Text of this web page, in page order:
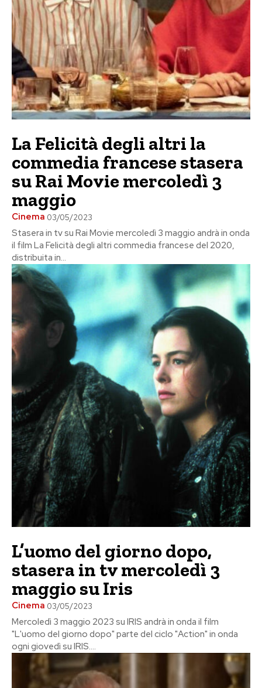
La Felicità degli altri la
commedia francese stasera
su Rai Movie mercoledì 3
maggio
Cinema 03/05/2023
Stasera in tv su Rai Movie mercoledì 3 maggio andrà in onda
il film La Felicità degli altri commedia francese del 2020,
distribuita in...
L’uomo del giorno dopo,
stasera in tv mercoledì 3
maggio su Iris
Cinema 03/05/2023
Mercoledì 3 maggio 2023 su IRIS andrà in onda il film
"L'uomo del giorno dopo" parte del ciclo "Action" in onda
ogni giovedì su IRIS....